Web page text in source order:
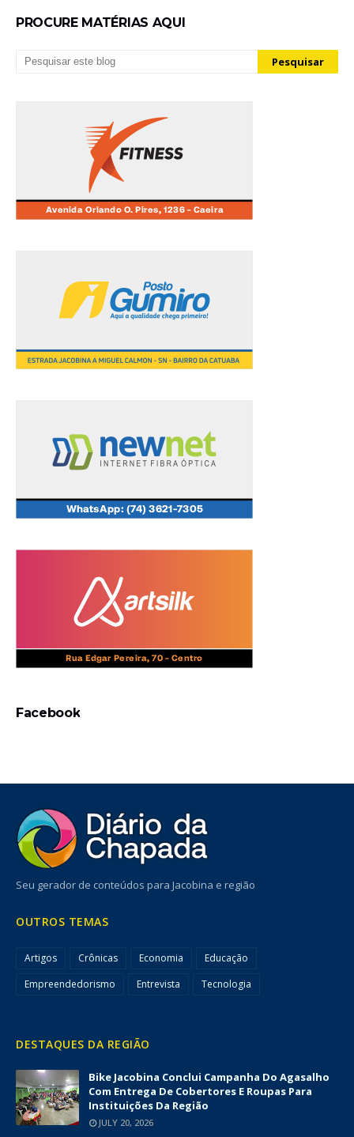
PROCURE MATÉRIAS AQUI
Facebook
Seu gerador de conteúdos para Jacobina e região
OUTROS TEMAS
Artigos Crônicas Economia
Educação
Empreendedorismo
Entrevista Tecnologia
DESTAQUES DA REGIÃO
Bike Jacobina Conclui Campanha Do Agasalho
Com Entrega De Cobertores E Roupas Para
Instituições Da Região
JULY 20, 2026